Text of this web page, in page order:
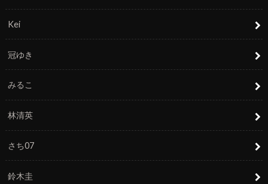
Kei
冠ゆき
みるこ
林清英
さち07
鈴木圭